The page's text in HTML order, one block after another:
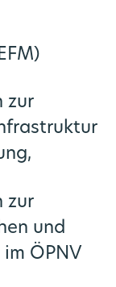
zur
zur
und
ÖPNV